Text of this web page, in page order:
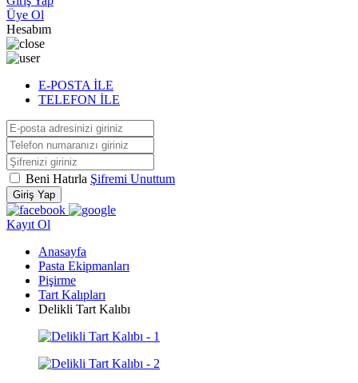
Üye Ol
Hesabım
E-POSTA İLE
TELEFON İLE
Beni Hatırla Şifremi Unuttum
Giriş Yap
Kayıt Ol
Anasayfa
Pasta Ekipmanları
Pişirme
Tart Kalıpları
Delikli Tart Kalıbı